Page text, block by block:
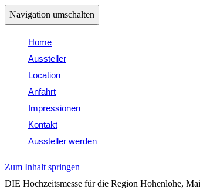
Navigation umschalten
Home
Aussteller
Location
Anfahrt
Impressionen
Kontakt
Aussteller werden
Zum Inhalt springen
DIE Hochzeitsmesse für die Region Hohenlohe,